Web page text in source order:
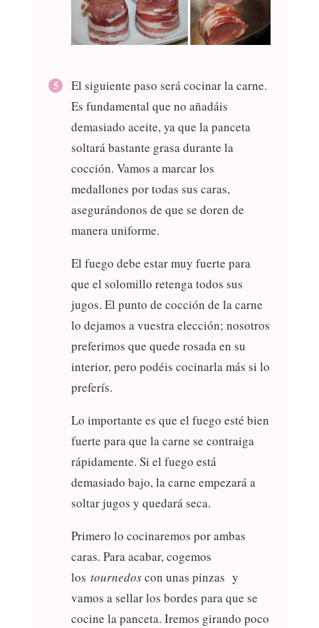
El siguiente paso será cocinar la carne.
Es fundamental que no añadáis
demasiado aceite, ya que la panceta
soltará bastante grasa durante la
cocción. Vamos a marcar los
medallones por todas sus caras,
asegurándonos de que se doren de
manera uniforme.
El fuego debe estar muy fuerte para
que el solomillo retenga todos sus
jugos. El punto de cocción de la carne
lo dejamos a vuestra elección; nosotros
preferimos que quede rosada en su
interior, pero podéis cocinarla más si lo
preferís.
Lo importante es que el fuego esté bien
fuerte para que la carne se contraiga
rápidamente. Si el fuego está
demasiado bajo, la carne empezará a
soltar jugos y quedará seca.
Primero lo cocinaremos por ambas
caras. Para acabar, cogemos
los tournedoscon unas pinzas y
vamos a sellar los bordes para que se
cocine la panceta. Iremos girando poco